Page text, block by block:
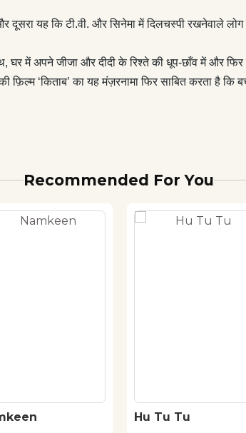
यह कि टी.वी. और सिनेमा में दिलचस्पी रखनेवाले
घर में अपने जीजा और दीदी के रिश्ते की धूप-छाँव में
‘किताब’ का यह मंज़रनामा फिर साबित करता है कि
Recommended For You
Hu Tu Tu